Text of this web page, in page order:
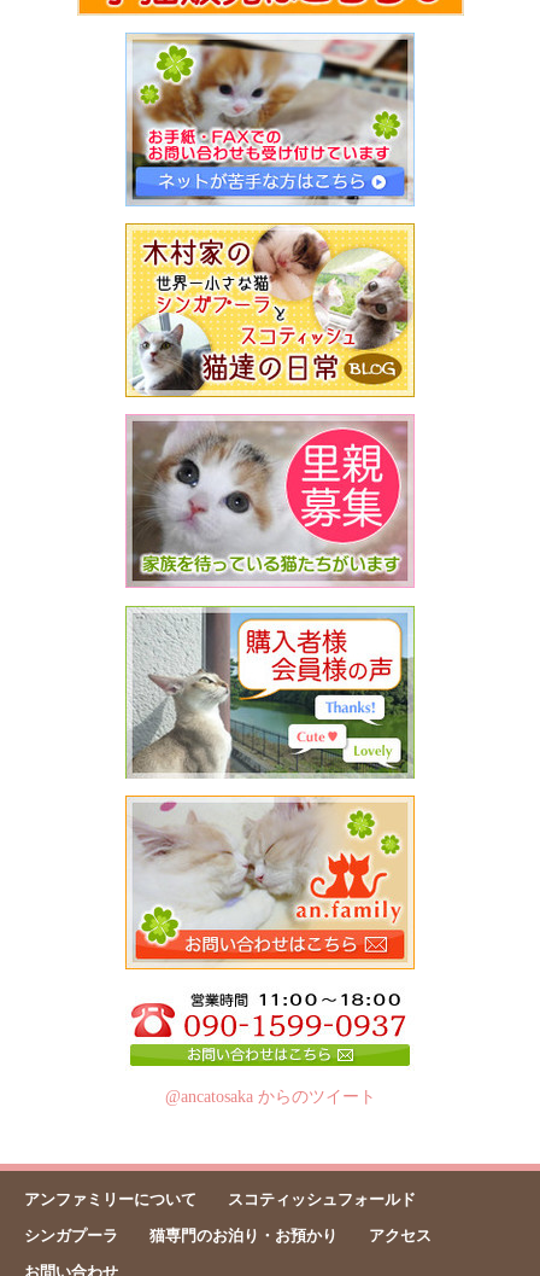
@ancatosaka からのツイート
アンファミリーについて
スコティッシュフォールド
シンガプーラ
猫専門のお泊り・お預かり
アクセス
お問い合わせ